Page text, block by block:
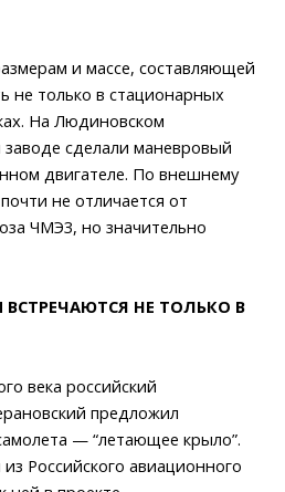
и массе, составляющей
не только в стационарных
На Людиновском
сделали маневровый
двигателе. По внешнему
не отличается от
ЧМЭ3, но значительно
НЕ ТОЛЬКО В
века российский
предложил
— “летающее крыло”.
Российского авиационного